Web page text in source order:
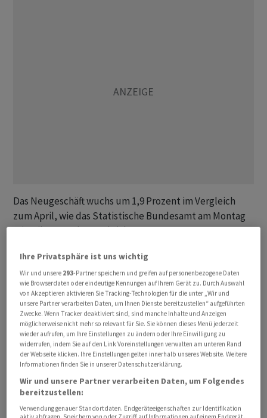
Das ‌Neugeschäft ⁠wuchs um 1,9 Prozent im Vergleich
zum April, wie das Statistische Bundesamt am ⁠Montag
mitteilte. Von der Nachrichtenagentur Reuters
Prozent gerechnet, nach ‌einem Rückgang von revidiert
3,2 (bisher: -3,8) Prozent im April. Der ‌Nahost-Krieg,
höhere Preise fürÖlund Gas ​sowie die einhergehende
Unsicherheit hatten zuvor die Nachfrage gedämpft.
«Mal rauf, mal runter, der Auftrags-Zick-Zack geht
weiter», kommentierte der Chefvolkswirt vonABN Amro
Deutschland, Alexander Krüger, die Entwicklung. «Alles
in allem ist die Auftragslage besser als vor einem Jahr.»
Schwierige Standortbedingungen und
Planungsunsicherheiten dämpften ‌aber den Ausblick.
Ihre Privatsphäre ist uns wichtig
Wir und unsere 293-Partner speichern und greifen auf personenbezogene Daten
wie Browserdaten oder eindeutige Kennungen auf Ihrem Gerät zu. Durch Auswahl
von Akzeptieren aktivieren Sie Tracking-Technologien für die unter „Wir und
unsere Partner verarbeiten Daten, um Ihnen Dienste bereitzustellen“ aufgeführten
Zwecke. Wenn Tracker deaktiviert sind, sind manche Inhalte und Anzeigen
möglicherweise nicht mehr so relevant für Sie. Sie können dieses Menü jederzeit
wieder aufrufen, um Ihre Einstellungen zu ändern oder Ihre Einwilligung zu
widerrufen, indem Sie auf den Link Voreinstellungen verwalten am unteren Rand
der Webseite klicken. Ihre Einstellungen gelten innerhalb unseres Website. Weitere
Informationen finden Sie in unserer Datenschutzerklärung.
Wir und unsere Partner verarbeiten Daten, um Folgendes
bereitzustellen:
Verwendung genauer Standortdaten. Endgeräteeigenschaften zur Identifikation